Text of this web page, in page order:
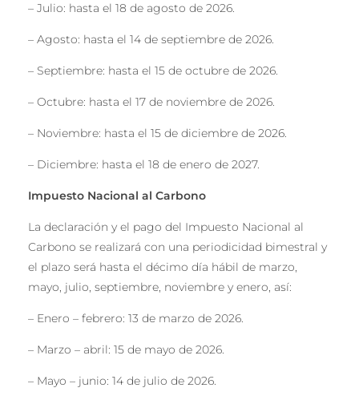
– Julio: hasta el 18 de agosto de 2026.
– Agosto: hasta el 14 de septiembre de 2026.
– Septiembre: hasta el 15 de octubre de 2026.
– Octubre: hasta el 17 de noviembre de 2026.
– Noviembre: hasta el 15 de diciembre de 2026.
– Diciembre: hasta el 18 de enero de 2027.
Impuesto Nacional al Carbono
La declaración y el pago del Impuesto Nacional al
Carbono se realizará con una periodicidad bimestral y
el plazo será hasta el décimo día hábil de marzo,
mayo, julio, septiembre, noviembre y enero, así:
– Enero – febrero: 13 de marzo de 2026.
– Marzo – abril: 15 de mayo de 2026.
– Mayo – junio: 14 de julio de 2026.